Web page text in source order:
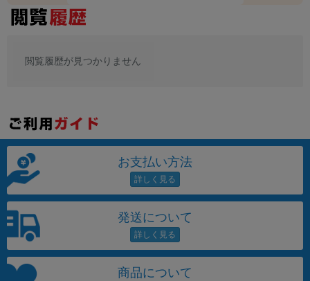
閲覧履歴が見つかりません
お支払い方法
発送について
商品について